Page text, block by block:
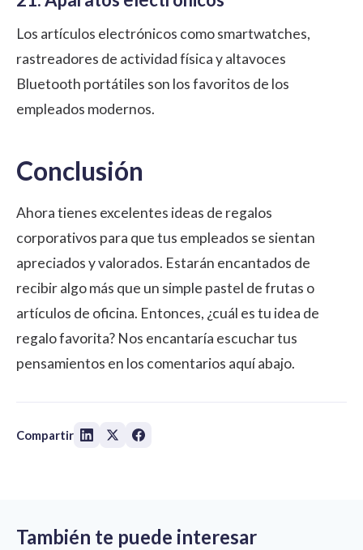
Los artículos electrónicos como smartwatches,
rastreadores de actividad física y altavoces
Bluetooth portátiles son los favoritos de los
empleados modernos.
Conclusión
Ahora tienes excelentes ideas de regalos
corporativos para que tus empleados se sientan
apreciados y valorados. Estarán encantados de
recibir algo más que un simple pastel de frutas o
artículos de oficina. Entonces, ¿cuál es tu idea de
regalo favorita? Nos encantaría escuchar tus
pensamientos en los comentarios aquí abajo.
Compartir
También te puede interesar